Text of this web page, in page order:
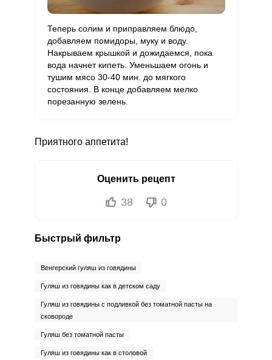
Бор 488.5 мкг 1200 мкг 3.6 10.2
Ванадий 51 мкг 20 мкг 22.3
Молибден 89.8 мкг 70 мкг 11.2 32.1
Теперь солим и приправляем блюдо,
добавляем помидоры, муку и воду.
Накрываем крышкой и дожидаемся, пока
вода начнет кипеть. Уменьшаем огонь и
тушим мясо 30-40 мин. до мягкого
состояния. В конце добавляем мелко
порезанную зелень.
Приятного аппетита!
Оценить рецепт
38 0
Быстрый фильтр
Венгерский гуляш из говядины
Гуляш из говядины как в детском саду
Гуляш из говядины с подливкой без томатной пасты на
сковороде
Гуляш без томатной пасты
Гуляш из говядины как в столовой